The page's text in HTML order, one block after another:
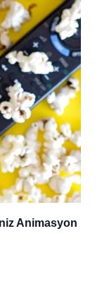
Animasyon